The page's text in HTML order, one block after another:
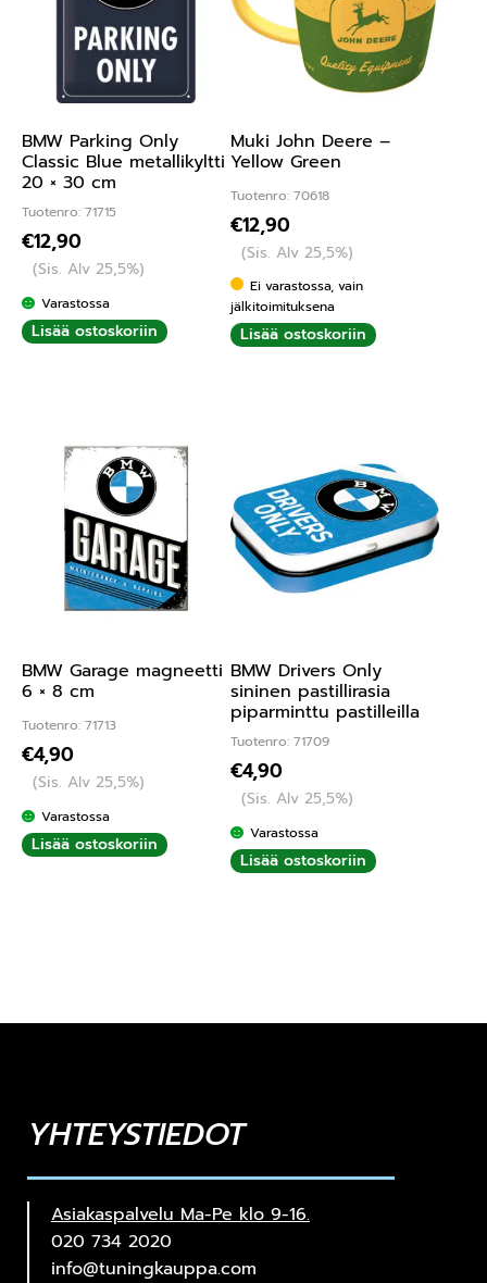
BMW Parking Only
Classic Blue metallikyltti
20 × 30 cm
Tuotenro: 71715
€12,90
(Sis. Alv 25,5%)
Varastossa
Lisää ostoskoriin
Muki John Deere –
Yellow Green
Tuotenro: 70618
€12,90
(Sis. Alv 25,5%)
Ei varastossa, vain
jälkitoimituksena
Lisää ostoskoriin
BMW Garage magneetti
6 × 8 cm
Tuotenro: 71713
€4,90
(Sis. Alv 25,5%)
Varastossa
Lisää ostoskoriin
BMW Drivers Only
sininen pastillirasia
piparminttu pastilleilla
Tuotenro: 71709
€4,90
(Sis. Alv 25,5%)
Varastossa
Lisää ostoskoriin
YHTEYSTIEDOT
Asiakaspalvelu Ma-Pe klo 9-16.
020 734 2020
info@tuningkauppa.com